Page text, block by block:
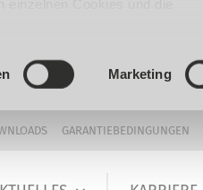
Marketing
GARANTIEBEDINGUNGEN